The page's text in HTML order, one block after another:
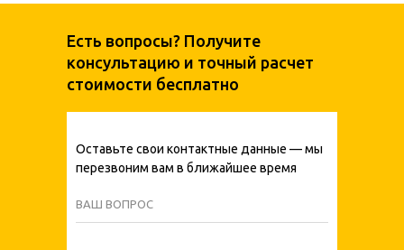
ВАШ ВОПРОС
Оставьте свои контактные данные — мы
перезвоним вам в ближайшее время
Есть вопросы? Получите
консультацию и точный расчет
стоимости бесплатно